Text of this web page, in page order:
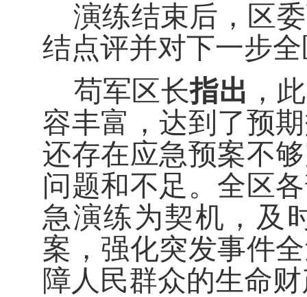
演练结束后，区
结点评并对下一步
苟军区长指出 ，
容丰富，达到了预
还存在应急预案不
问题和不足。全区
急演练为契机，及
案，强化突发事件
障人民群众的生命